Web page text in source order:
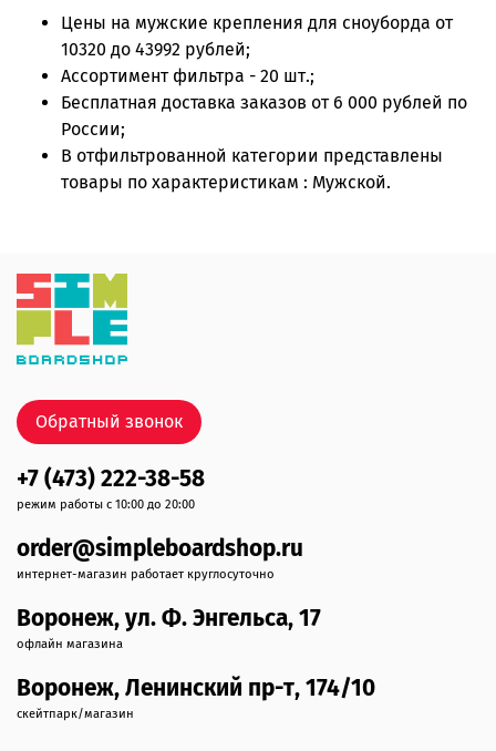
Цены на мужские крепления для сноуборда от
10320 до 43992 рублей;
Ассортимент фильтра - 20 шт.;
Бесплатная доставка заказов от 6 000 рублей по
России;
В отфильтрованной категории представлены
товары по характеристикам : Мужской.
+7 (473) 222-38-58
режим работы с 10:00 до 20:00
order@simpleboardshop.ru
интернет-магазин работает круглосуточно
Воронеж, ул. Ф. Энгельса, 17
офлайн магазина
Воронеж, Ленинский пр-т, 174/10
скейтпарк/магазин
Обратный звонок